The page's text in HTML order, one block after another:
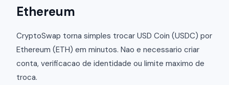
Ethereum
CryptoSwap torna simples trocar USD Coin (USDC) por
Ethereum (ETH) em minutos. Nao e necessario criar
conta, verificacao de identidade ou limite maximo de
troca.